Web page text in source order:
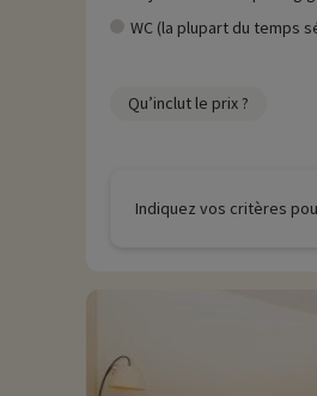
WC (la plupart du temps
Qu’inclut le prix ?
Indiquez vos critères